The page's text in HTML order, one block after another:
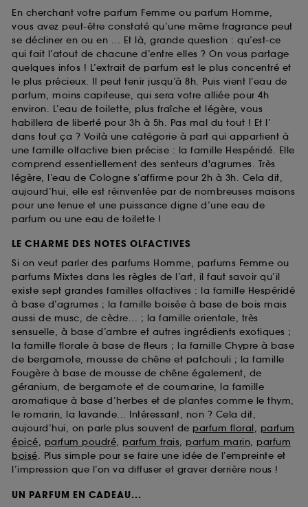
En cherchant votre parfum Femme ou parfum Homme,
vous avez peut-être constaté qu’une même fragrance peut
se décliner en ou en ... Et là, grande question : qu’est-ce
qui fait l’atout de chacune d’entre elles ? On vous partage
quelques infos ! L’extrait de parfum est le plus concentré et
le plus précieux. Il peut tenir jusqu’à 8h. Puis vient l’eau de
parfum, moins capiteuse, qui sera votre alliée pour 4h
environ. L’eau de toilette, plus fraîche et légère, vous
habillera de liberté pour 3h à 5h. Pas mal du tout ! Et l’
dans tout ça ? Voilà une catégorie à part qui appartient à
une famille olfactive bien précise : la famille Hespéridé. Elle
comprend essentiellement des senteurs d'agrumes. Très
légère, l’eau de Cologne s’affirme pour 2h à 3h. Cela dit,
aujourd’hui, elle est réinventée par de nombreuses maisons
pour une tenue et une puissance digne d’une eau de
parfum ou une eau de toilette !
LE CHARME DES NOTES OLFACTIVES
Si on veut parler des parfums Homme, parfums Femme ou
parfums Mixtes dans les règles de l’art, il faut savoir qu’il
existe sept grandes familles olfactives : la famille Hespéridé
à base d’agrumes ; la famille boisée à base de bois mais
aussi de musc, de cèdre... ; la famille orientale, très
sensuelle, à base d’ambre et autres ingrédients exotiques ;
la famille florale à base de fleurs ; la famille Chypre à base
de bergamote, mousse de chêne et patchouli ; la famille
Fougère à base de mousse de chêne également, de
géranium, de bergamote et de coumarine, la famille
aromatique à base d’herbes et de plantes comme le thym,
le romarin, la lavande... Intéressant, non ? Cela dit,
aujourd’hui, on parle plus souvent de parfum floral, parfum
épicé, parfum poudré, parfum frais, parfum marin, parfum
boisé. Plus simple pour se faire une idée de l’empreinte et
l’impression que l’on va diffuser et graver derrière nous !
UN PARFUM EN CADEAU...